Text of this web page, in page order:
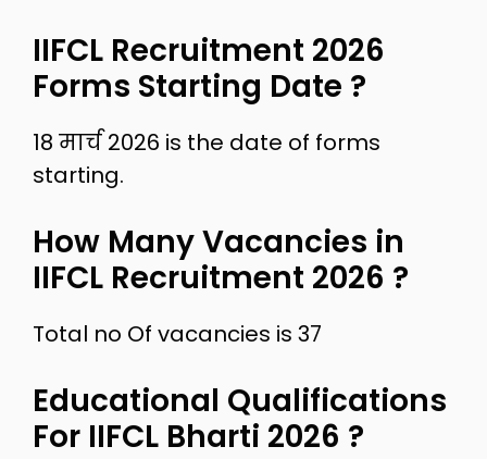
IIFCL Recruitment 2026
Forms Starting Date ?
18 मार्च 2026 is the date of forms
starting.
How Many Vacancies in
IIFCL Recruitment 2026 ?
Total no Of vacancies is 37
Educational Qualifications
For IIFCL Bharti 2026 ?